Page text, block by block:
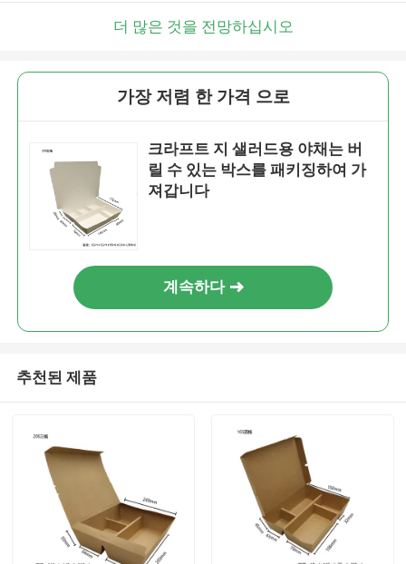
더 많은 것을 전망하십시오
가장 저렴 한 가격 으로
크라프트 지 샐러드용 야채는 버
릴 수 있는 박스를 패키징하여 가
져갑니다
계속하다
추천된 제품